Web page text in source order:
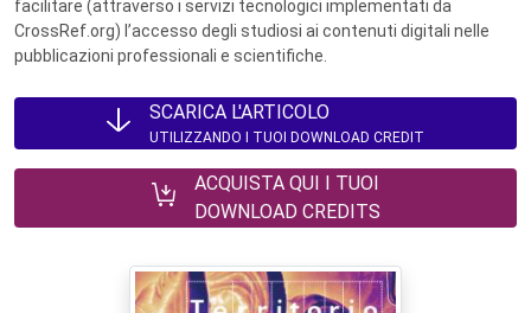
facilitare (attraverso i servizi tecnologici implementati da
CrossRef.org) l’accesso degli studiosi ai contenuti digitali nelle
pubblicazioni professionali e scientifiche.
SCARICA L'ARTICOLO
UTILIZZANDO I TUOI DOWNLOAD CREDIT
ACQUISTA QUI I TUOI
DOWNLOAD CREDITS